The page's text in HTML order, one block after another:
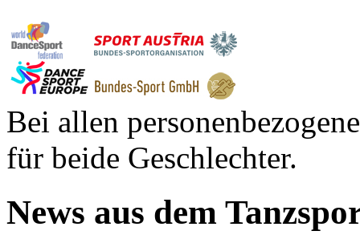
Bei allen
für beide Geschlechter.
News aus dem